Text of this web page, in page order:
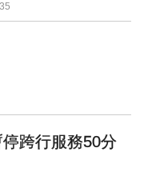
跨行服務50分